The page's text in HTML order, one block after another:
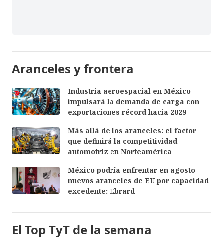
Aranceles y frontera
Industria aeroespacial en México
impulsará la demanda de carga con
exportaciones récord hacia 2029
Más allá de los aranceles: el factor
que definirá la competitividad
automotriz en Norteamérica
México podría enfrentar en agosto
nuevos aranceles de EU por capacidad
excedente: Ebrard
El Top TyT de la semana